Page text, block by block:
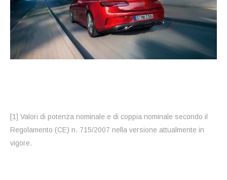
[1] Valori di potenza nominale e di coppia nominale secondo il
Regolamento (CE) n. 715/2007 nella versione attualmente in
vigore.